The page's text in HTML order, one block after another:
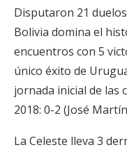
Disputaron 21
Bolivia domina el
encuentros con 5
único éxito de
jornada inicial de las
2018: 0-2 (José
La Celeste lleva 3